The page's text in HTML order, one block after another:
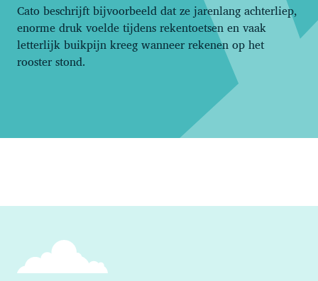
Cato beschrijft bijvoorbeeld dat ze jarenlang achterliep,
enorme druk voelde tijdens rekentoetsen en vaak
letterlijk buikpijn kreeg wanneer rekenen op het
rooster stond.